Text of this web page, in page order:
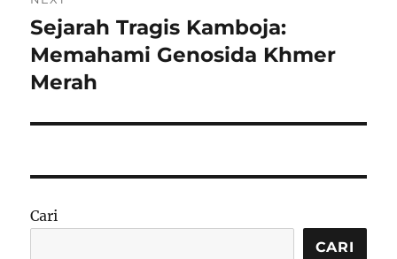
Next
post:
Sejarah Tragis Kamboja:
Memahami Genosida Khmer
Merah
Cari
CARI